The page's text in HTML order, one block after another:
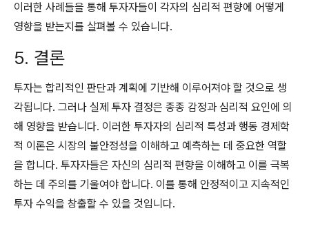
이러한 사례들을 통해 투자자들이 각자의 심리적 편향에 어떻게
영향을 받는지를 살펴볼 수 있습니다.
5. 결론
투자는 합리적인 판단과 계획에 기반해 이루어져야 할 것으로 생
각됩니다. 그러나 실제 투자 결정은 종종 감정과 심리적 요인에 의
해 영향을 받습니다. 이러한 투자자의 심리적 특성과 행동 경제학
적 이론은 시장의 불안정성을 이해하고 예측하는 데 중요한 역할
을 합니다. 투자자들은 자신의 심리적 편향을 이해하고 이를 극복
하는 데 주의를 기울여야 합니다. 이를 통해 안정적이고 지속적인
투자 수익을 창출할 수 있을 것입니다.